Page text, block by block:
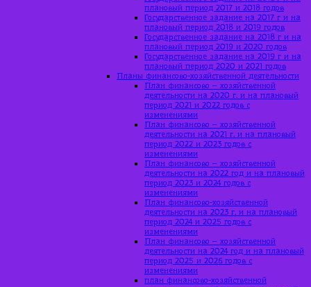
плановый период 2017 и 2018 годов
Государственное задание на 2017 г и на
плановый период 2018 и 2019 годов
Государственное задание на 2018 г и на
плановый период 2019 и 2020 годов
Государственное задание на 2019 г и на
плановый период 2020 и 2021 годов
Планы финансово-хозяйственной деятельности
План финансово – хозяйственной
деятельности на 2020 г. и на плановый
период 2021 и 2022 годов с
изменениями
План финансово – хозяйственной
деятельности на 2021 г. и на плановый
период 2022 и 2023 годов с
изменениями
План финансово – хозяйственной
деятельности на 2022 год и на плановый
период 2023 и 2024 годов с
изменениями
План финансово-хозяйственной
деятельности на 2023 г. и на плановый
период 2024 и 2025 годов с
изменениями
План финансово – хозяйственной
деятельности на 2024 год и на плановый
период 2025 и 2026 годов с
изменениями
план финансово-хозяйственной